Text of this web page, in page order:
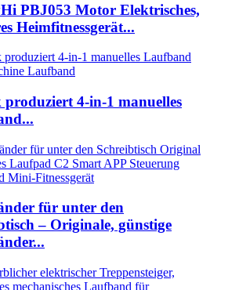
PBJ053 Motor Elektrisches,
Heimfitnessgerät...
4-in-1 manuelles
für unter den
– Originale, günstige